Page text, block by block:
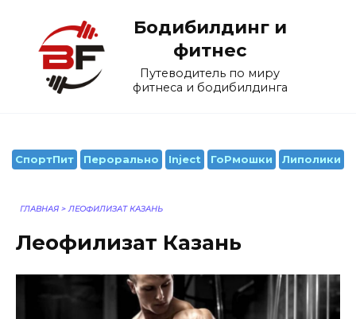
содержанию
Бодибилдинг и
фитнес
Путеводитель по миру
фитнеса и бодибилдинга
СпортПит Перорально Inject ГоРмошки Липолики
ГЛАВНАЯ > ЛЕОФИЛИЗАТ КАЗАНЬ
Леофилизат Казань